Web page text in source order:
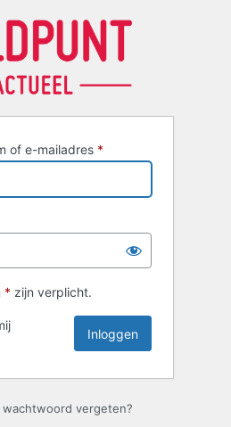
of e-mailadres *
* zijn verplicht.
wachtwoord vergeten?